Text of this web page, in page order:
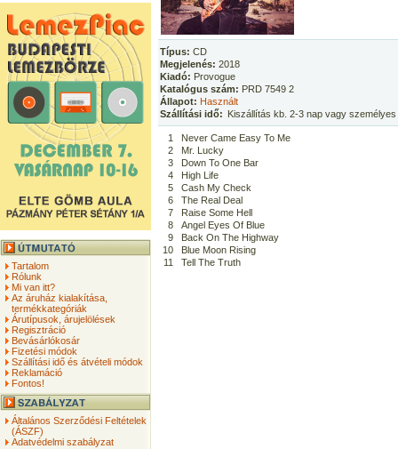
Tartalom
Rólunk
Mi van itt?
Az áruház kialakítása,
termékkategóriák
Árutípusok, árujelölések
Regisztráció
Bevásárlókosár
Fizetési módok
Szállítási idő és átvételi módok
Reklamáció
Fontos!
Általános Szerződési Feltételek
(ÁSZF)
Adatvédelmi szabályzat
Típus: CD
Megjelenés: 2018
Kiadó: Provogue
Katalógus szám: PRD 7549 2
Állapot: Használt
Szállítási idő: Kiszállítás kb. 2-3 nap vagy
1
Never Came Easy To Me
2
Mr. Lucky
3
Down To One Bar
4
High Life
5
Cash My Check
6
The Real Deal
7
Raise Some Hell
8
Angel Eyes Of Blue
9
Back On The Highway
10
Blue Moon Rising
11
Tell The Truth